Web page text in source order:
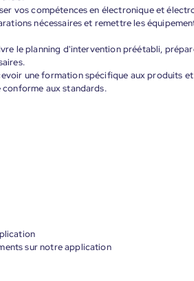
vos compétences en électronique et
nécessaires et remettre les
le planning d'intervention préétabli,
une formation spécifique aux produits
aux standards.
sur notre application